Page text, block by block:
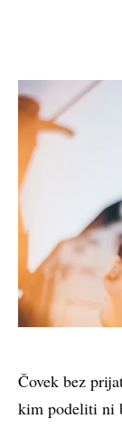
Čovek bez
kim podeliti ni